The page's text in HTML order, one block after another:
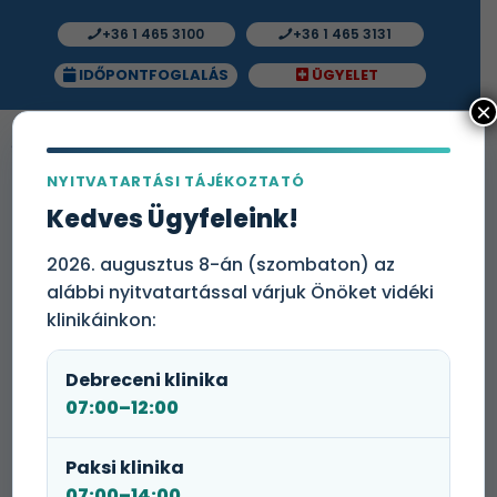
+36 1 465 3100 +36 1 465 3131
IDŐPONTFOGLALÁS ÜGYELET
Tejallergia molekuláris
(komponens alapú) vizsgálat
(tehéntej IgE, tehéntej albumin,
béta-laktoglobulin, alfa-
laktalbumin, kazein, tej
laktoferrin)
Tejallergia gyanúja esetén közvetlenül a tej
fogyasztását követően változatos tünetek
jelentkezhetnek: bőrelváltozások (viszkető, vörös
foltok, csalánkiütés, ekcéma), emésztőrendszeri
NYITVATARTÁSI TÁJÉKOZTATÓ
Kedves Ügyfeleink!
2026. augusztus 8-án (szombaton) az
alábbi nyitvatartással várjuk Önöket vidéki
klinikáinkon:
Debreceni klinika
07:00–12:00
Paksi klinika
×